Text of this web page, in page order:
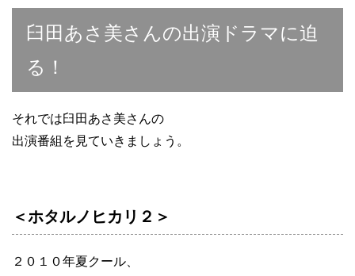
臼田あさ美さんの出演ドラマに迫
る！
それでは臼田あさ美さんの
出演番組を見ていきましょう。
＜ホタルノヒカリ２＞
２０１０年夏クール、